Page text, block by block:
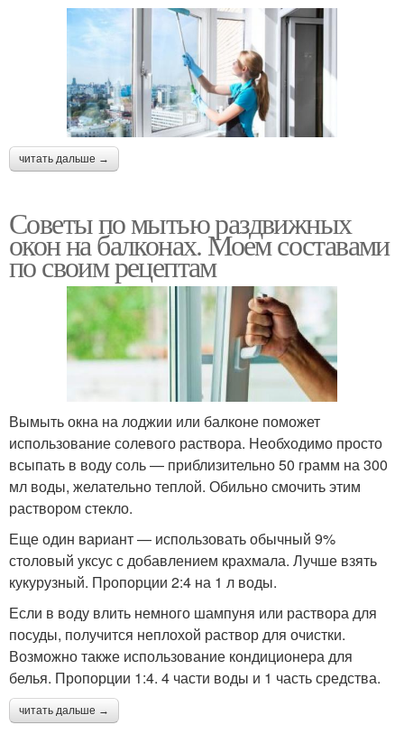
читать дальше →
Советы по мытью раздвижных
окон на балконах. Моем составами
по своим рецептам
Вымыть окна на лоджии или балконе поможет
использование солевого раствора. Необходимо просто
всыпать в воду соль — приблизительно 50 грамм на 300
мл воды, желательно теплой. Обильно смочить этим
раствором стекло.
Еще один вариант — использовать обычный 9%
столовый уксус с добавлением крахмала. Лучше взять
кукурузный. Пропорции 2:4 на 1 л воды.
Если в воду влить немного шампуня или раствора для
посуды, получится неплохой раствор для очистки.
Возможно также использование кондиционера для
белья. Пропорции 1:4. 4 части воды и 1 часть средства.
читать дальше →